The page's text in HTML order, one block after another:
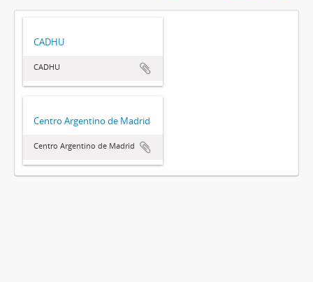
CADHU
CADHU
Centro Argentino de Madrid
Centro Argentino de Madrid